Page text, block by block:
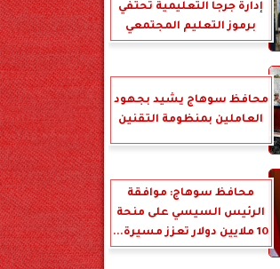
إدارة جرجا التعليمية تحتفي
برموز التعليم المجتمعي
محافظ سوهاج يشيد بجهود
العاملين بمنظومة التقنين
محافظ سوهاج: موافقة
الرئيس السيسي على منحة
10 ملايين دولار تعزز مسيرة...